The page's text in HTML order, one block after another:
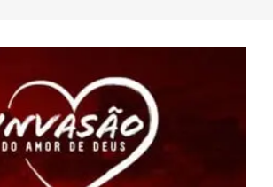
Amor de Deus – Trenamento